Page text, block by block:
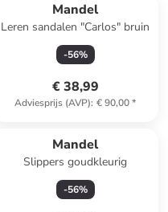
Mandel
Leren sandalen "Carlos" bruin
-56%
€ 38,99
Adviesprijs (AVP): € 90,00*
Mandel
Slippers goudkleurig
-56%